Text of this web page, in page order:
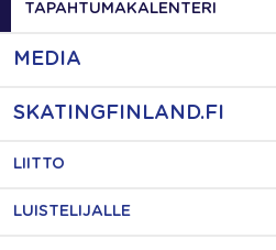
TAPAHTUMAKALENTERI
MEDIA
SKATINGFINLAND.FI
LIITTO
LUISTELIJALLE